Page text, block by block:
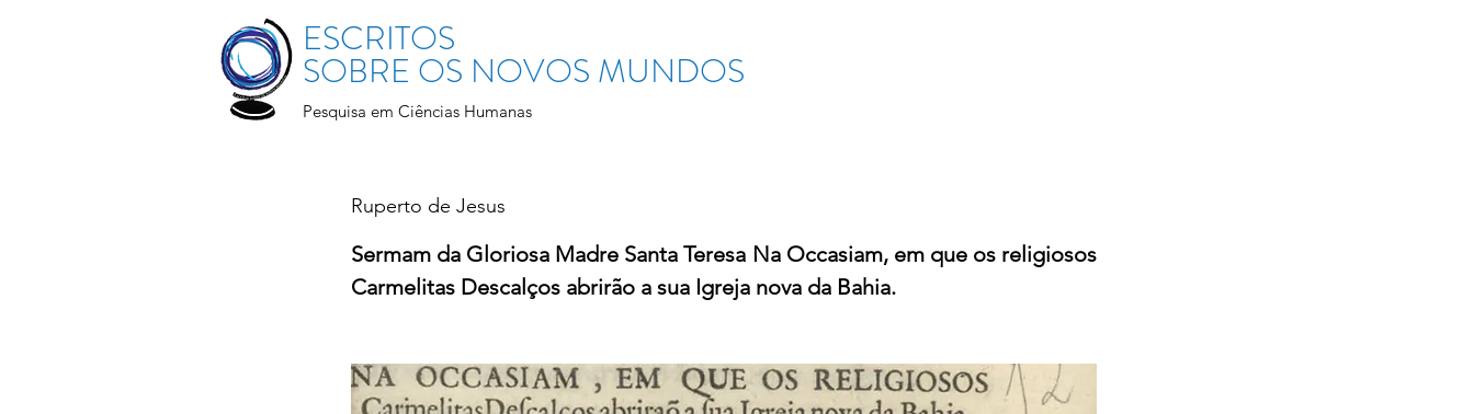
ESCRITOS
SOBRE OS NOVOS MUNDOS
Pesquisa em Ciências Humanas
Ruperto de Jesus
Sermam da Gloriosa Madre Santa Teresa Na Occasiam, em que os religiosos
Carmelitas Descalços abrirão a sua Igreja nova da Bahia.